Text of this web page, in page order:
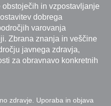
in vzpostavljanje
dobrega
varovanja
Zbrana znanja in veščine
javnega zdravja,
za obravnavo konkretnih
zdravje. Uporaba in objava